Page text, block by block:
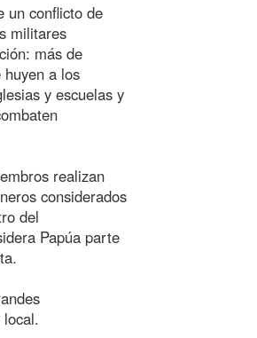
un conflicto de
militares
más de
a los
y escuelas y
realizan
considerados
del
Papúa parte